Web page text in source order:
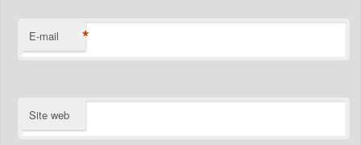
E-mail *
Site web